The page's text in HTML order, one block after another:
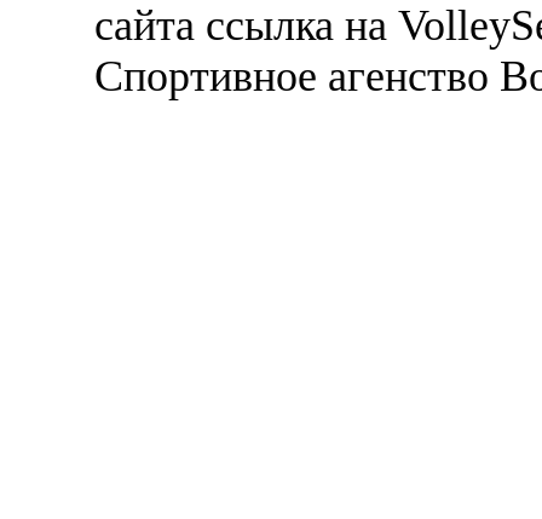
сайта ссылка на
Спортивное агенство